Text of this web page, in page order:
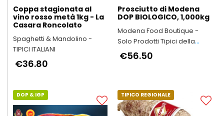
Coppa stagionata al
vino rosso metà 1kg - La
Casara Roncolato
Spaghetti & Mandolino -
TIPICI ITALIANI
€36.80
Prosciutto di Modena
DOP BIOLOGICO, 1,000kg
Modena Food Boutique -
Solo Prodotti Tipici della
Provincia di Modena
€56.50
DOP & IGP TIPICO REGIONALE